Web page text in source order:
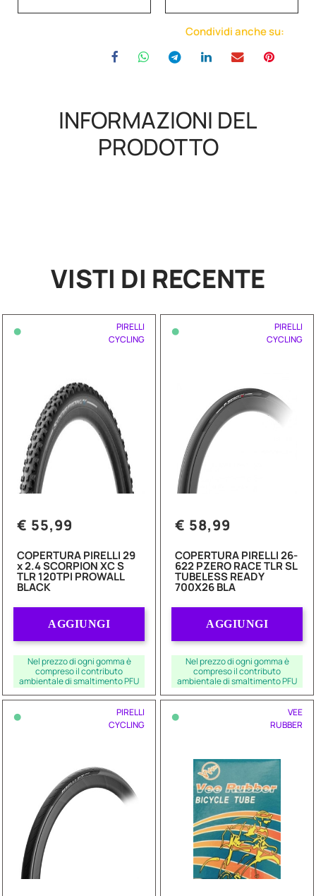
Condividi anche su:
INFORMAZIONI DEL
PRODOTTO
VISTI DI RECENTE
•
PIRELLI
CYCLING
€ 55,99
COPERTURA PIRELLI 29
x 2.4 SCORPION XC S
TLR 120TPI PROWALL
BLACK
AGGIUNGI
Nel prezzo di ogni gomma è
compreso il contributo
ambientale di smaltimento PFU
•
PIRELLI
CYCLING
€ 58,99
COPERTURA PIRELLI 26-
622 PZERO RACE TLR SL
TUBELESS READY
700X26 BLA
AGGIUNGI
Nel prezzo di ogni gomma è
compreso il contributo
ambientale di smaltimento PFU
•
PIRELLI
CYCLING
•
VEE
RUBBER